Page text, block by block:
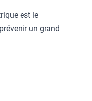
est le
un grand